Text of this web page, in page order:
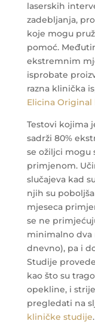
laserskih
zadebljanja,
koje mogu
pomoć.
ekstremnim
isprobate
razna klinička
Elicina Original
Testovi kojima
sadrži 80%
se ožiljci
primjenom.
slučajeva kad
njih su
mjeseca
se ne
minimalno dva
dnevno), pa i
Studije
kao što su
opekline, i
pregledati na
kliničke studije.